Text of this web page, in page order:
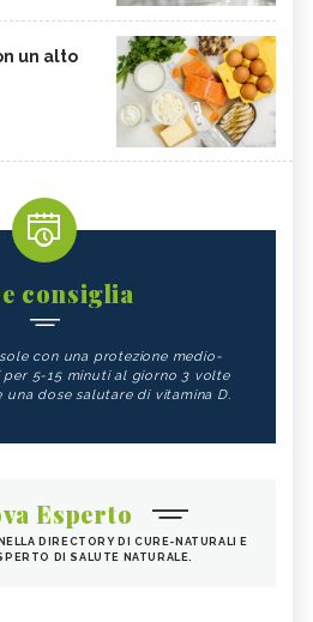
un alto
consiglia
con una protezione medio-
5-15 minuti al giorno 3 volte
una dose salutare di vitamina D.
Esperto
DIRECTORY DI CURE-NATURALI E
DI SALUTE NATURALE.